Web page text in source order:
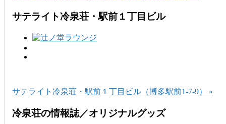
サテライト冷泉荘・駅前１丁目ビル
サテライト冷泉荘・駅前１丁目ビル（博多駅前1-7-9） »
冷泉荘の情報誌／オリジナルグッズ